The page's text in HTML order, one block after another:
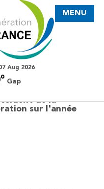
Aug 2026
Gap
MENU
de la
sur l'année